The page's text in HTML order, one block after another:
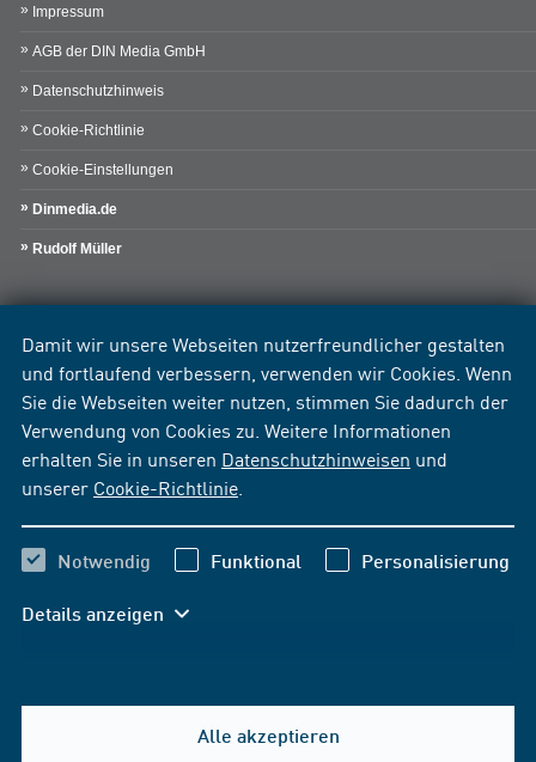
Damit wir unsere Webseiten nutzerfreundlicher gestalten
und fortlaufend verbessern, verwenden wir Cookies. Wenn
Sie die Webseiten weiter nutzen, stimmen Sie dadurch der
Verwendung von Cookies zu. Weitere Informationen
erhalten Sie in unseren Datenschutzhinweisen und
unserer Cookie-Richtlinie
Notwendig Funktional Personalisierung
Details anzeigen
Alle akzeptieren
Impressum
AGB der DIN Media GmbH
Datenschutzhinweis
Cookie-Richtlinie
Cookie-Einstellungen
Dinmedia.de
Rudolf Müller